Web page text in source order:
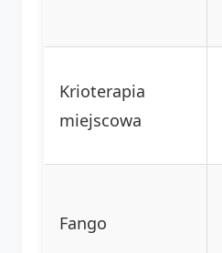
Krioterapia
miejscowa
Fango